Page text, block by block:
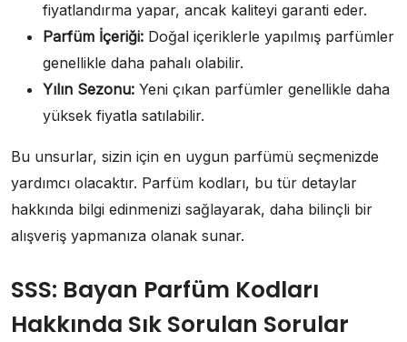
fiyatlandırma yapar, ancak kaliteyi garanti eder.
Parfüm İçeriği: Doğal içeriklerle yapılmış parfümler
genellikle daha pahalı olabilir.
Yılın Sezonu: Yeni çıkan parfümler genellikle daha
yüksek fiyatla satılabilir.
Bu unsurlar, sizin için en uygun parfümü seçmenizde
yardımcı olacaktır. Parfüm kodları, bu tür detaylar
hakkında bilgi edinmenizi sağlayarak, daha bilinçli bir
alışveriş yapmanıza olanak sunar.
SSS: Bayan Parfüm Kodları
Hakkında Sık Sorulan Sorular